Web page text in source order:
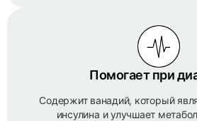
Помогает при
Содержит ванадий, который
инсулина и улучшает